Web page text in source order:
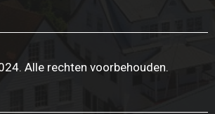
Alle rechten voorbehouden.